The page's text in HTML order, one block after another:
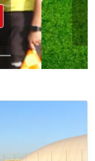
إقرأ الخبر